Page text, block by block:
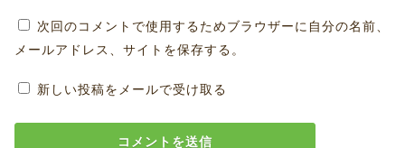
次回のコメントで使用するためブラウザーに自分の名前、
メールアドレス、サイトを保存する。
新しい投稿をメールで受け取る